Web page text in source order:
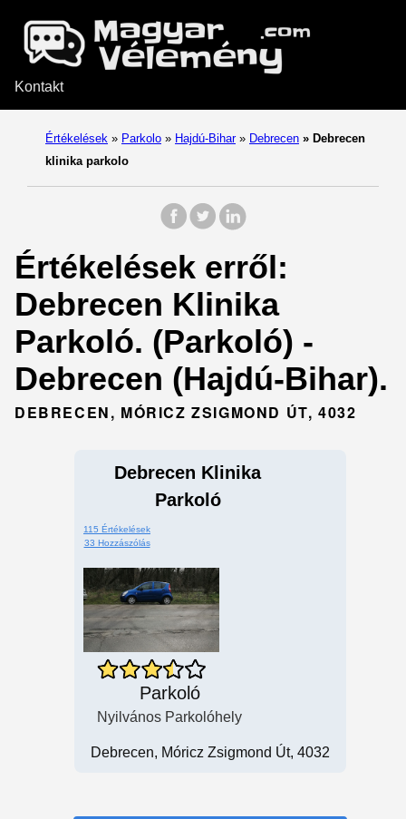
Kontakt
Értékelések » Parkolo » Hajdú-Bihar » Debrecen » Debrecen
klinika parkolo
Értékelések erről:
Debrecen Klinika
Parkoló. (Parkoló) -
Debrecen (Hajdú-Bihar).
DEBRECEN, MÓRICZ ZSIGMOND ÚT, 4032
Debrecen Klinika
Parkoló
115 Értékelések
33 Hozzászólás
Parkoló
Nyilvános Parkolóhely
Debrecen, Móricz Zsigmond Út, 4032